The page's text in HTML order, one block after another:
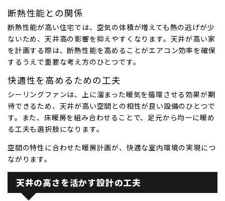
断熱性能との関係
断熱性能が高い住宅では、空気の体積が増えても熱の逃げが少
ないため、天井高の影響を抑えやすくなります。天井が高い家
を計画する際は、断熱性能を高めることがエアコン効率を確保
するうえで重要な考え方のひとつです。
快適性を高めるための工夫
シーリングファンは、上に溜まった暖気を循環させる効果が期
待できるため、天井が高い空間との相性が良い設備のひとつで
す。また、床暖房を組み合わせることで、足元から均一に暖め
る工夫も選択肢になります。
空間の特性に合わせた暖房計画が、快適な室内環境の実現につ
ながります。
天井の高さを活かす設計の工夫